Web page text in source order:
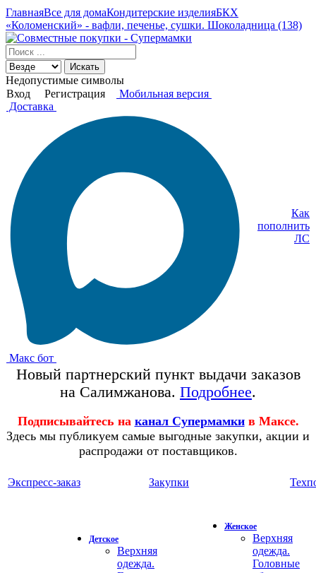
ГлавнаяВсе для домаКондитерские изделияБКХ
«Коломенский» - вафли, печенье, сушки. Шоколадница (138)
Искать
Недопустимые символы
Вход
Регистрация
Мобильная версия
Доставка
Макс бот
Как
пополнить
ЛС
Новый партнерский пункт выдачи заказов
на Салимжанова. Подробнее.
Подписывайтесь на канал Супермамки в Максе.
Здесь мы публикуем самые выгодные закупки, акции и
распродажи от поставщиков.
Экспресс-заказ Закупки
Детское
Верхняя
одежда.
Женское
Верхняя
одежда.
Головные